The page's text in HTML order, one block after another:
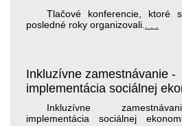
Tlačové konferencie, ktoré
posledné roky organizovali.
Inkluzívne zamestnávanie -
implementácia sociálnej
Inkluzívne
implementácia sociálnej